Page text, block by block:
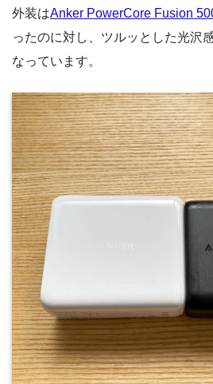
外装はAnker PowerCore Fusion
ったのに対し、ツルッとした光沢
なっています。